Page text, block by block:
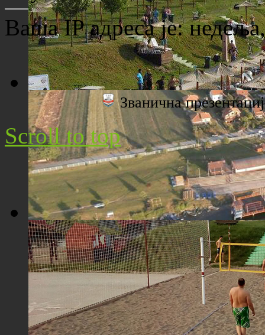
Плажа "Топољар" - Поглед са торња
Плажа "Топољар" - Поглед из ваздуха
Ваша IP адреса је:
Званична
Scroll to top